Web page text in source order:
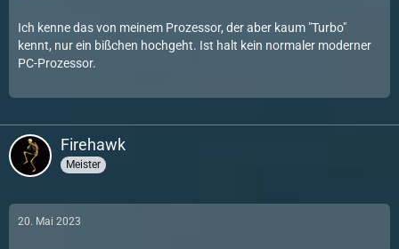
Ich kenne das von meinem Prozessor, der aber kaum "Turbo"
kennt, nur ein bißchen hochgeht. Ist halt kein normaler moderner
PC-Prozessor.
Firehawk
Meister
20. Mai 2023